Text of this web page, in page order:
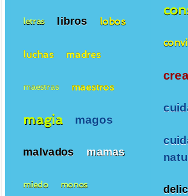
letras libros lobos
luchas madres
maestras maestros
magia magos
malvados mamas
miedo monos